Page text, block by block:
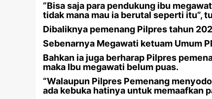
“Bisa saja para pendukung ibu
tidak mana mau ia berutal seperti itu”,
Dibaliknya pemenang Pilpres tahun
Sebenarnya Megawati ketuam Umum
Bahkan ia juga berharap Pilpres
maka Ibu megawati belum puas.
“Walaupun Pilpres Pemenang
ada kebuka hatinya untuk memaafkan